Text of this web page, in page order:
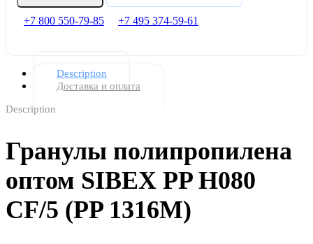
+7 800 550-79-85 +7 495 374-59-61
Description
Доставка и оплата
Description
Гранулы полипропилена
оптом SIBEX PP H080
CF/5 (PP 1316M)